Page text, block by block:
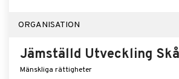
ORGANISATION
Jämställd Utveckling
Mänskliga rättigheter